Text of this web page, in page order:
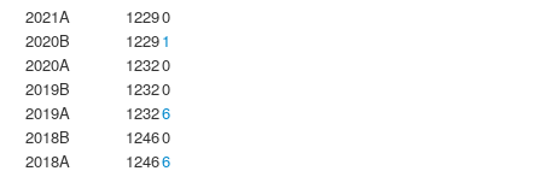
2021A
12290
2020B
12291
2020A
12320
2019B
12320
2019A
12326
2018B
12460
2018A
12466